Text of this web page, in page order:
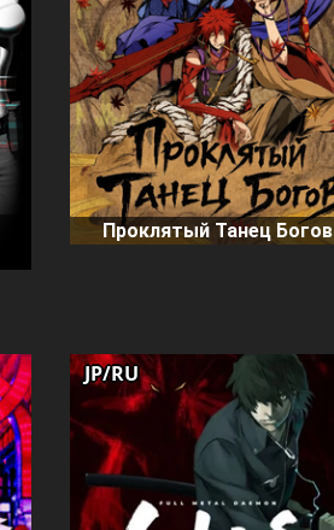
Проклятый Танец Богов
JP/RU